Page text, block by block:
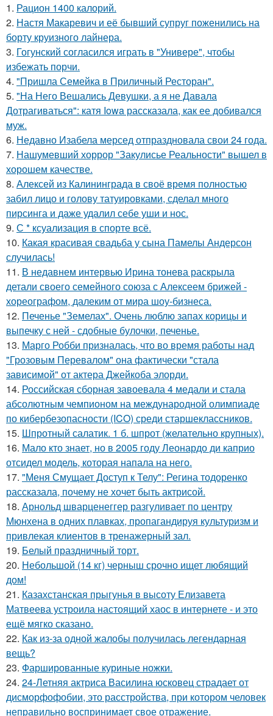
1. Рацион 1400 калорий.
2. Настя Макаревич и её бывший супруг поженились на
борту круизного лайнера.
3. Гогунский согласился играть в "Универе", чтобы
избежать порчи.
4. "Пришла Семейка в Приличный Ресторан".
5. "На Него Вешались Девушки, а я не Давала
Дотрагиваться": катя Iowa рассказала, как ее добивался
муж.
6. Недавно Изабела мерсед отпраздновала свои 24 года.
7. Нашумевший хоррор "Закулисье Реальности" вышел в
хорошем качестве.
8. Алексей из Калининграда в своё время полностью
забил лицо и голову татуировками, сделал много
пирсинга и даже удалил себе уши и нос.
9. С * ксуализация в спорте всё.
10. Какая красивая свадьба у сына Памелы Андерсон
случилась!
11. В недавнем интервью Ирина тонева раскрыла
детали своего семейного союза с Алексеем брижей -
хореографом, далеким от мира шоу-бизнеса.
12. Печенье "Земелах". Очень люблю запах корицы и
выпечку с ней - сдобные булочки, печенье.
13. Марго Робби призналась, что во время работы над
"Грозовым Перевалом" она фактически "стала
зависимой" от актера Джейкоба элорди.
14. Российская сборная завоевала 4 медали и стала
абсолютным чемпионом на международной олимпиаде
по кибербезопасности (ICO) среди старшеклассников.
15. Шпротный салатик. 1 б. шпрот (желательно крупных).
16. Мало кто знает, но в 2005 году Леонардо ди каприо
отсидел модель, которая напала на него.
17. "Меня Смущает Доступ к Телу": Регина тодоренко
рассказала, почему не хочет быть актрисой.
18. Арнольд шварценеггер разгуливает по центру
Мюнхена в одних плавках, пропагандируя культуризм и
привлекая клиентов в тренажерный зал.
19. Белый праздничный торт.
20. Небольшой (14 кг) черныш срочно ищет любящий
дом!
21. Казахстанская прыгунья в высоту Елизавета
Матвеева устроила настоящий хаос в интернете - и это
ещё мягко сказано.
22. Как из-за одной жалобы получилась легендарная
вещь?
23. Фаршированные куриные ножки.
24. 24-Летняя актриса Василина юсковец страдает от
дисморфофобии, это расстройства, при котором человек
неправильно воспринимает свое отражение.